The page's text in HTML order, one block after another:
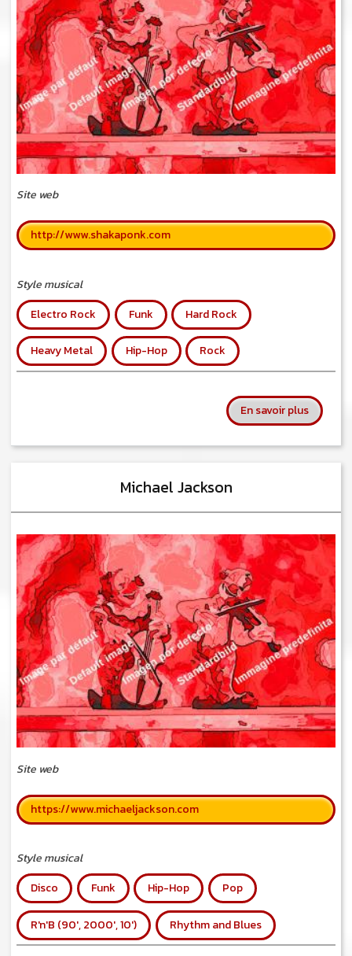
Site web
http://www.shakaponk.com
Style musical
Electro Rock
Funk Hard Rock
Heavy Metal Hip-Hop Rock
En savoir plussur
Michael Jackson
Site web
https://www.michaeljackson.com
Style musical
Disco
Funk Hip-Hop Pop
R'n'B (90', 2000', 10') Rhythm and Blues